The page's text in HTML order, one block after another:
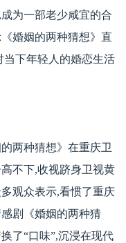
为一部老少咸宜的合
婚姻的两种猜想》直
当下年轻人的婚恋生活
两种猜想》在重庆卫
不下,收视跻身卫视黄
观众表示,看惯了重庆
剧《婚姻的两种猜
了“口味”,沉浸在现代